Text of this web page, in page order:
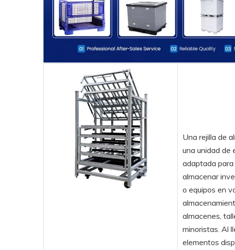
Una rejilla de
una unidad de
adaptada
almacenar
o equipos en
almacenes,
minoristas. Al
elementos